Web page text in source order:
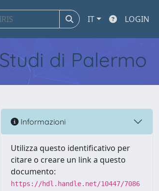
IT LOGIN
di Palermo
Informazioni
Utilizza questo identificativo per
citare o creare un link a questo
documento:
https://hdl.handle.net/10447/7086